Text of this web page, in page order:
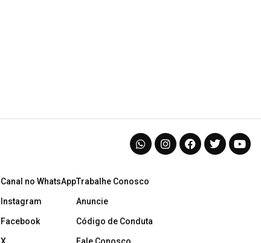
Canal no WhatsApp
Instagram
Facebook
X
Trabalhe Conosco
Anuncie
Código de Conduta
Fale Conosco